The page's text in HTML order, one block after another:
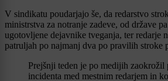
V sindikatu poudarjajo še, da redarstvo
ministrstva za notranje zadeve, od države
ugotovljene dejavnike tveganja, ter redarje
patruljah po najmanj dva po pravilih stroke
Prejšnji teden je po medijih zaokrožil
incidenta med mestnim redarjem in